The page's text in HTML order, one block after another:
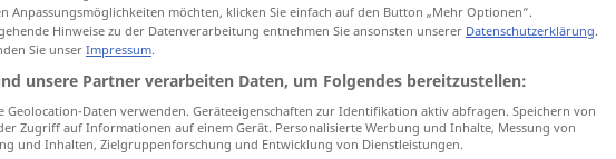
allmächtig
Anpassungsmöglichkeiten möchten, klicken Sie einfach auf den Button „Mehr Optionen“.
Hinweise zu der Datenverarbeitung entnehmen Sie ansonsten unserer Datenschutzerklärung.
Sie unser Impressum.
unsere Partner verarbeiten Daten, um Folgendes bereitzustellen:
Geolocation-Daten verwenden. Geräteeigenschaften zur Identifikation aktiv abfragen. Speichern von
Zugriff auf Informationen auf einem Gerät. Personalisierte Werbung und Inhalte, Messung von
und Inhalten, Zielgruppenforschung und Entwicklung von Dienstleistungen.